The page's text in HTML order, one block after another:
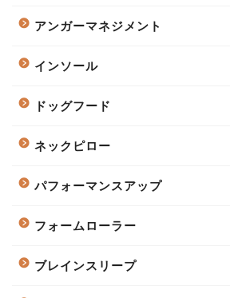
アンガーマネジメント
インソール
ドッグフード
ネックピロー
パフォーマンスアップ
フォームローラー
ブレインスリープ